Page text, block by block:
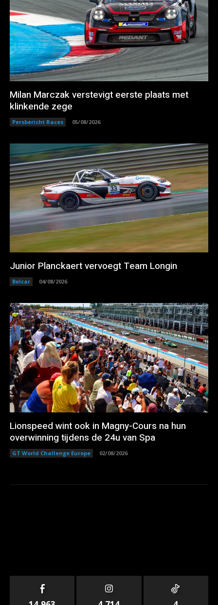
Milan Marczak verstevigt eerste plaats met
klinkende zege
Persbericht Races 05/08/2026
Junior Planckaert vervoegt Team Longin
Belcar 04/08/2026
Lionspeed wint ook in Magny-Cours na hun
overwinning tijdens de 24u van Spa
GT World Challenge Europe 02/08/2026